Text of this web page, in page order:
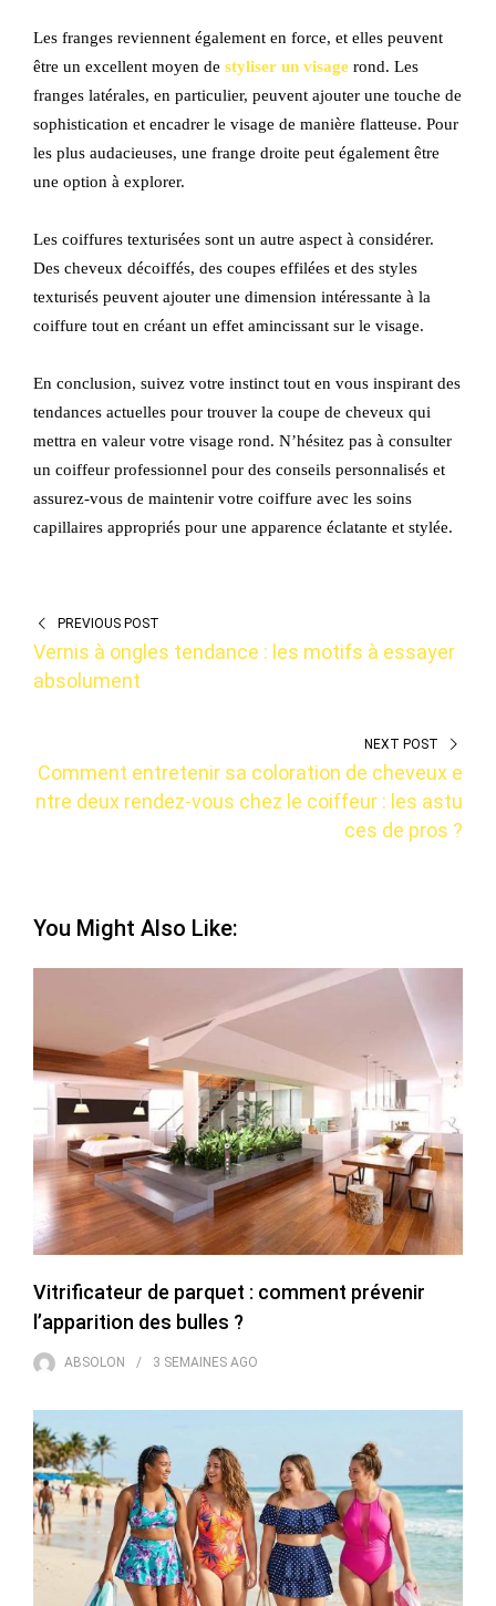
Les franges reviennent également en force, et elles peuvent
être un excellent moyen de styliser un visage rond. Les
franges latérales, en particulier, peuvent ajouter une touche de
sophistication et encadrer le visage de manière flatteuse. Pour
les plus audacieuses, une frange droite peut également être
une option à explorer.
Les coiffures texturisées sont un autre aspect à considérer.
Des cheveux décoiffés, des coupes effilées et des styles
texturisés peuvent ajouter une dimension intéressante à la
coiffure tout en créant un effet amincissant sur le visage.
En conclusion, suivez votre instinct tout en vous inspirant des
tendances actuelles pour trouver la coupe de cheveux qui
mettra en valeur votre visage rond. N’hésitez pas à consulter
un coiffeur professionnel pour des conseils personnalisés et
assurez-vous de maintenir votre coiffure avec les soins
capillaires appropriés pour une apparence éclatante et stylée.
PREVIOUS POST
Vernis à ongles tendance : les motifs à essayer
absolument
NEXT POST
Comment entretenir sa coloration de cheveux e
ntre deux rendez-vous chez le coiffeur : les astu
ces de pros ?
You Might Also Like:
Vitrificateur de parquet : comment prévenir
l’apparition des bulles ?
ABSOLON 3 SEMAINES AGO